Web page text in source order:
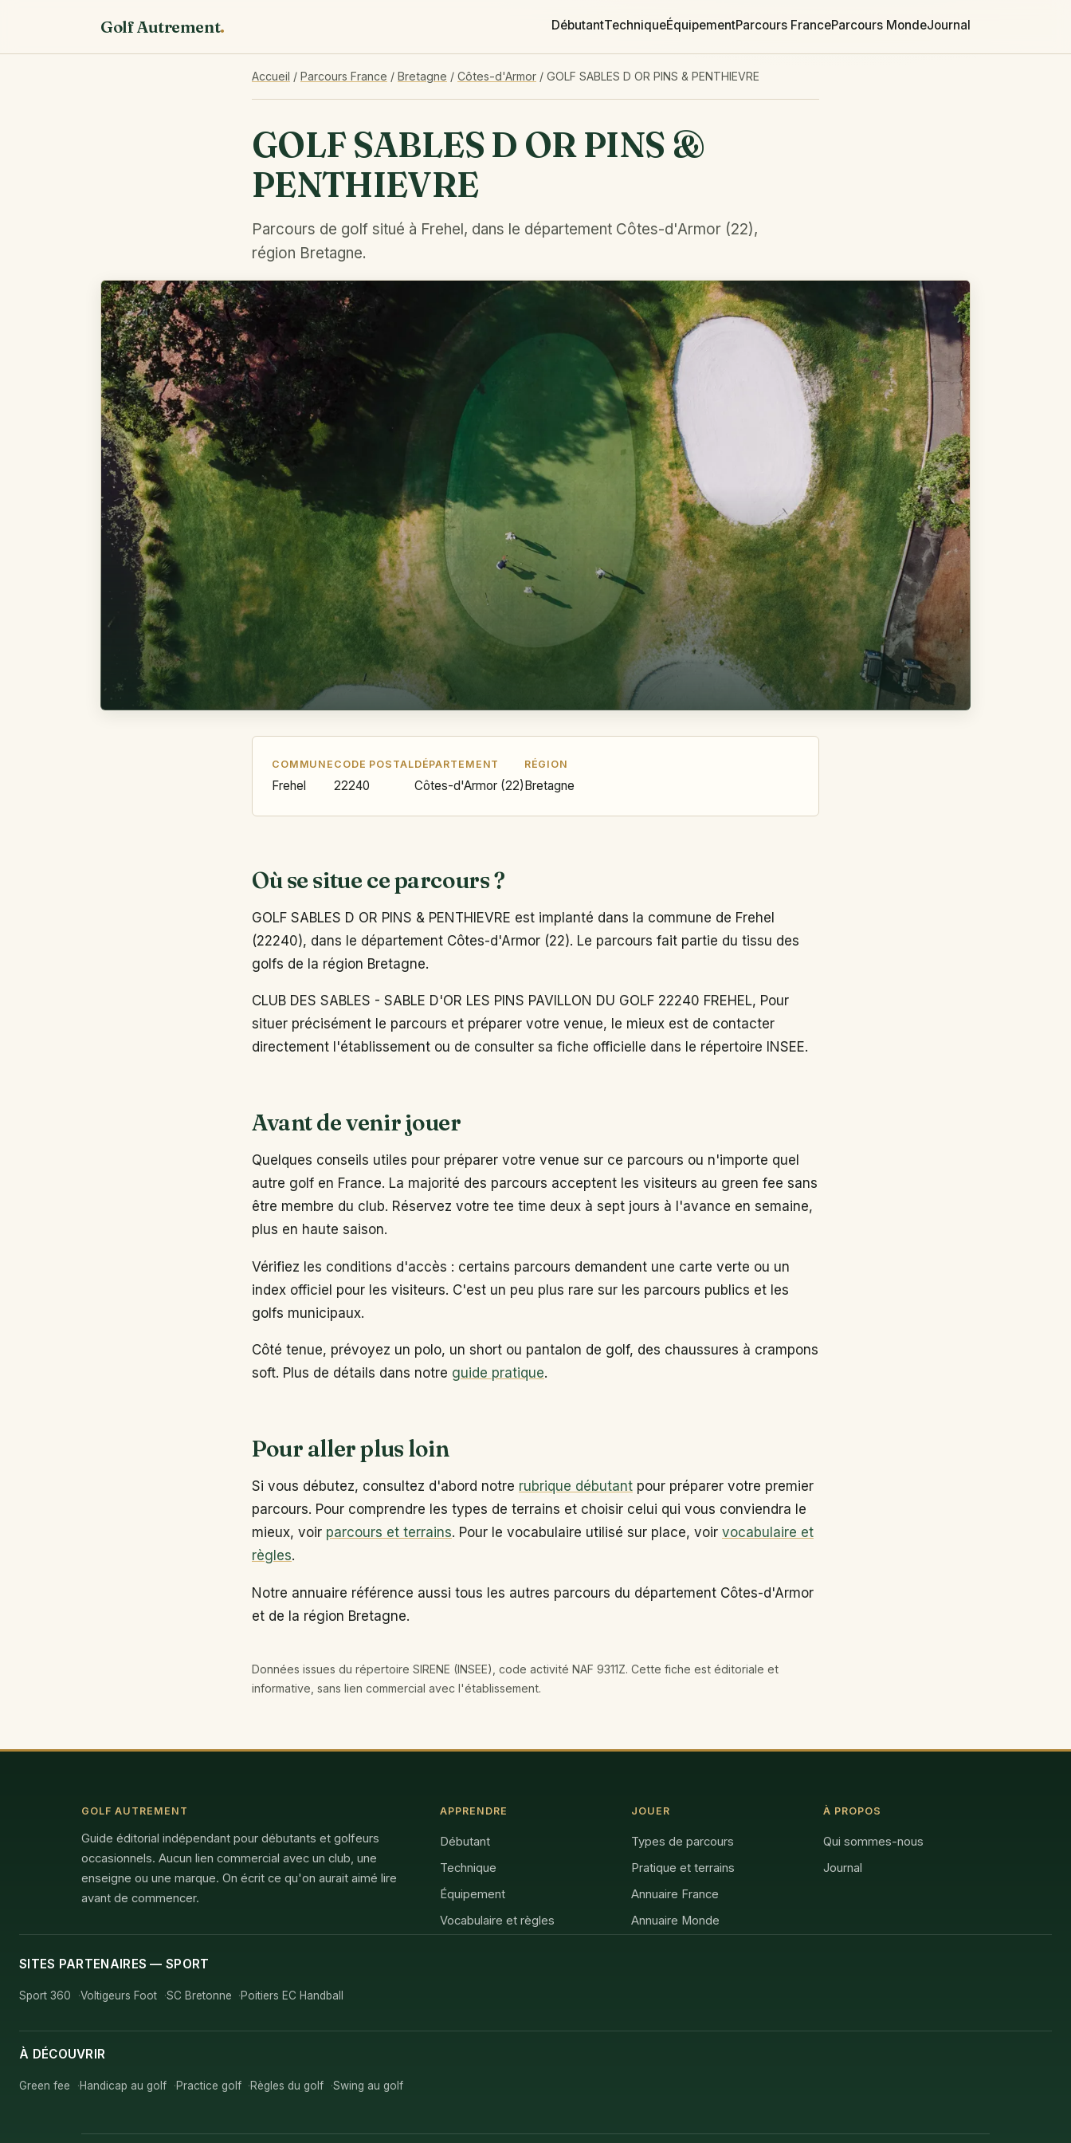
Golf Autrement. DébutantTechniqueÉquipementParcours FranceParcours MondeJournal
Accueil / Parcours France / Bretagne / Côtes-d'Armor / GOLF SABLES D OR PINS & PENTHIEVRE
GOLF SABLES D OR PINS &
PENTHIEVRE
Parcours de golf situé à Frehel, dans le département Côtes-d'Armor (22),
région Bretagne.
COMMUNE
Frehel
CODE POSTAL
22240
DÉPARTEMENT
Côtes-d'Armor (22)
RÉGION
Bretagne
Où se situe ce parcours ?
GOLF SABLES D OR PINS & PENTHIEVRE est implanté dans la commune de Frehel
(22240), dans le département Côtes-d'Armor (22). Le parcours fait partie du tissu des
golfs de la région Bretagne.
CLUB DES SABLES - SABLE D'OR LES PINS PAVILLON DU GOLF 22240 FREHEL, Pour
situer précisément le parcours et préparer votre venue, le mieux est de contacter
directement l'établissement ou de consulter sa fiche officielle dans le répertoire INSEE.
Avant de venir jouer
Quelques conseils utiles pour préparer votre venue sur ce parcours ou n'importe quel
autre golf en France. La majorité des parcours acceptent les visiteurs au green fee sans
être membre du club. Réservez votre tee time deux à sept jours à l'avance en semaine,
plus en haute saison.
Vérifiez les conditions d'accès : certains parcours demandent une carte verte ou un
index officiel pour les visiteurs. C'est un peu plus rare sur les parcours publics et les
golfs municipaux.
Côté tenue, prévoyez un polo, un short ou pantalon de golf, des chaussures à crampons
soft. Plus de détails dans notre guide pratique.
Pour aller plus loin
Si vous débutez, consultez d'abord notre rubrique débutant pour préparer votre premier
parcours. Pour comprendre les types de terrains et choisir celui qui vous conviendra le
mieux, voir parcours et terrains. Pour le vocabulaire utilisé sur place, voir vocabulaire et
règles.
Notre annuaire référence aussi tous les autres parcours du département Côtes-d'Armor
et de la région Bretagne.
Données issues du répertoire SIRENE (INSEE), code activité NAF 9311Z. Cette fiche est éditoriale et
informative, sans lien commercial avec l'établissement.
GOLF AUTREMENT
Guide éditorial indépendant pour débutants et golfeurs
occasionnels. Aucun lien commercial avec un club, une
enseigne ou une marque. On écrit ce qu'on aurait aimé lire
avant de commencer.
APPRENDRE
Débutant
Technique
Équipement
Vocabulaire et règles
JOUER
Types de parcours
Pratique et terrains
Annuaire France
Annuaire Monde
À PROPOS
Qui sommes-nous
Journal
SITES PARTENAIRES — SPORT
Sport 360 Voltigeurs Foot SC Bretonne Poitiers EC Handball
À DÉCOUVRIR
Green fee Handicap au golf Practice golf Règles du golf Swing au golf